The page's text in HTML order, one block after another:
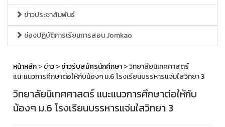
ข่าวประชาสัมพันธ์
ช่องปฏิบัติการเรียนการสอน Jomkao
หน้าหลัก>ข่าว>ข่าวรับสมัครนักศึกษา> วิทยาลัยนิเทศศาสตร์
แนะแนวการศึกษาต่อให้กับน้องๆ ม.6 โรงเรียนบรรหารแจ่มใสวิทยา 3
วิทยาลัยนิเทศศาสตร์ แนะแนวการศึกษาต่อให้กับ
น้องๆ ม.6 โรงเรียนบรรหารแจ่มใสวิทยา 3